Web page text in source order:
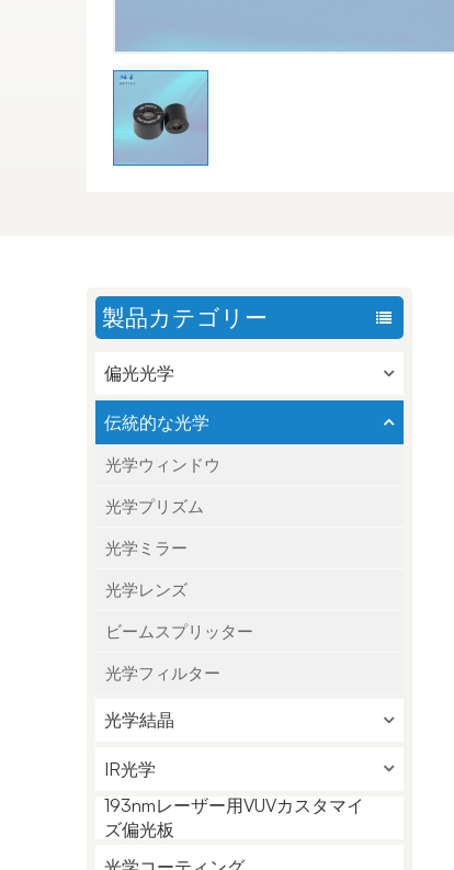
製品カテゴリー
偏光光学
伝統的な光学
光学ウィンドウ
光学プリズム
光学ミラー
光学レンズ
ビームスプリッター
光学フィルター
光学結晶
IR光学
193nmレーザー用VUVカスタマイ
ズ偏光板